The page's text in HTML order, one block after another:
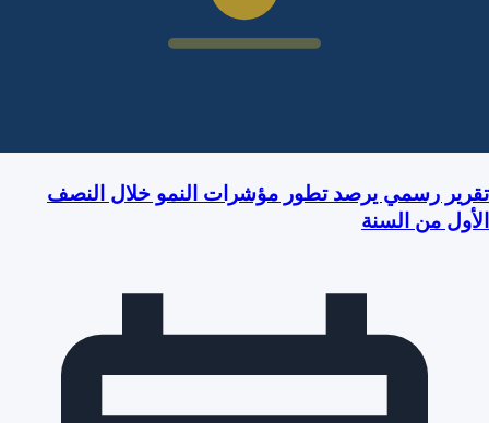
تقرير رسمي يرصد تطور مؤشرات النمو خلال النصف
الأول من السنة